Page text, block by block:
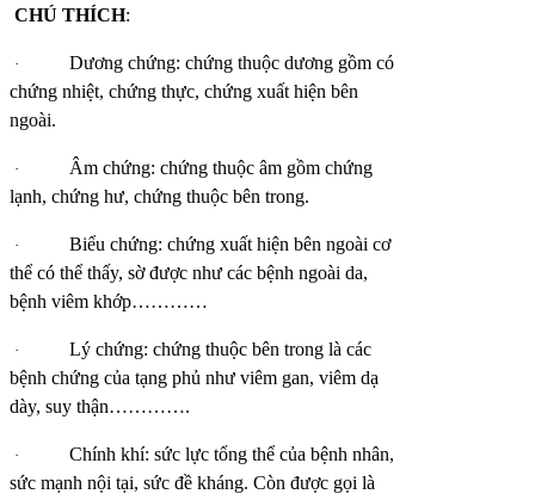
CHÚ THÍCH:
·
Dương chứng: chứng thuộc dương gồm có
chứng nhiệt, chứng thực, chứng xuất hiện bên
ngoài.
·
Âm chứng: chứng thuộc âm gồm chứng
lạnh, chứng hư, chứng thuộc bên trong.
·
Biểu chứng: chứng xuất hiện bên ngoài cơ
thể có thể thấy, sờ được như các bệnh ngoài da,
bệnh viêm khớp…………
·
Lý chứng: chứng thuộc bên trong là các
bệnh chứng của tạng phủ như viêm gan, viêm dạ
dày, suy thận………….
·
Chính khí: sức lực tổng thể của bệnh nhân,
sức mạnh nội tại, sức đề kháng. Còn được gọi là